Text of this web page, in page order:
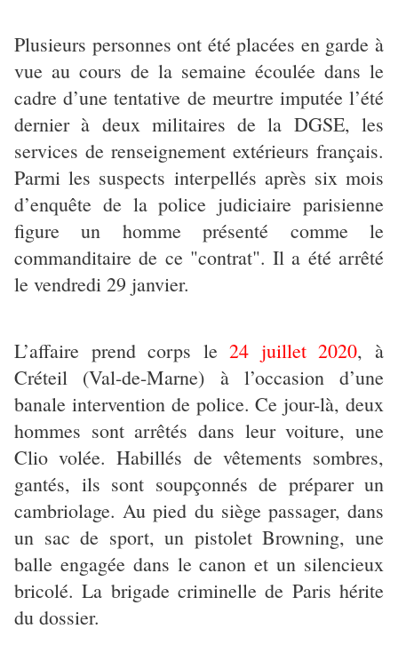
Plusieurs personnes ont été placées en garde à
vue au cours de la semaine écoulée dans le
cadre d’une tentative de meurtre imputée l’été
dernier à deux militaires de la DGSE, les
services de renseignement extérieurs français.
Parmi les suspects interpellés après six mois
d’enquête de la police judiciaire parisienne
figure un homme présenté comme le
commanditaire de ce "contrat". Il a été arrêté
le vendredi 29 janvier.
L’affaire prend corps le24 juillet 2020, à
Créteil (Val-de-Marne) à l’occasion d’une
banale intervention de police. Ce jour-là, deux
hommes sont arrêtés dans leur voiture, une
Clio volée. Habillés de vêtements sombres,
gantés, ils sont soupçonnés de préparer un
cambriolage. Au pied du siège passager, dans
un sac de sport, un pistolet Browning, une
balle engagée dans le canon et un silencieux
bricolé. La brigade criminelle de Paris hérite
du dossier.